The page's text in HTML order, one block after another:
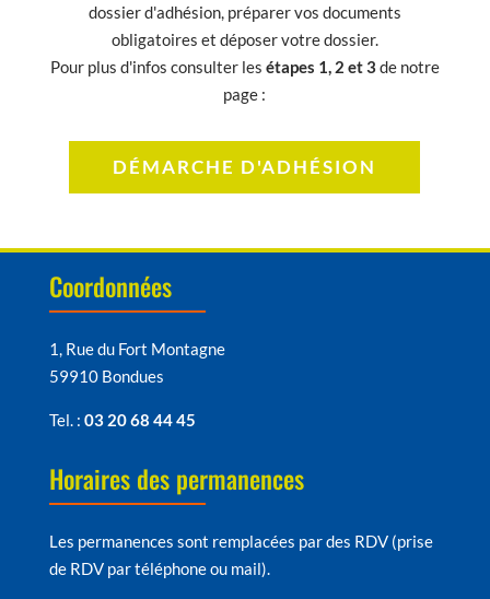
dossier d'adhésion, préparer vos documents
obligatoires et déposer votre dossier.
Pour plus d'infos consulter les étapes 1, 2 et 3de notre
page :
DÉMARCHE D'ADHÉSION
Coordonnées
1, Rue du Fort Montagne
59910 Bondues
Tel. : 03 20 68 44 45
Horaires des permanences
Les permanences sont remplacées par des RDV (prise
de RDV par téléphone ou mail).